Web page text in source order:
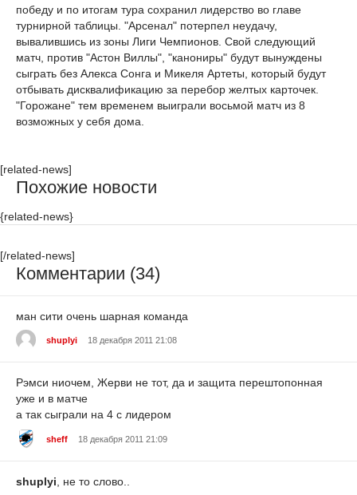
победу и по итогам тура сохранил лидерство во главе
турнирной таблицы. "Арсенал" потерпел неудачу,
вывалившись из зоны Лиги Чемпионов. Свой следующий
матч, против "Астон Виллы", "канониры" будут вынуждены
сыграть без Алекса Сонга и Микеля Артеты, который будут
отбывать дисквалификацию за перебор желтых карточек.
"Горожане" тем временем выиграли восьмой матч из 8
возможных у себя дома.
[related-news]
Похожие новости
{related-news}
[/related-news]
Комментарии (34)
ман сити очень шарная команда
shuplyi 18 декабря 2011 21:08
Рэмси ниочем, Жерви не тот, да и защита перештопонная
уже и в матче
а так сыграли на 4 с лидером
sheff 18 декабря 2011 21:09
shuplyi, не то слово..